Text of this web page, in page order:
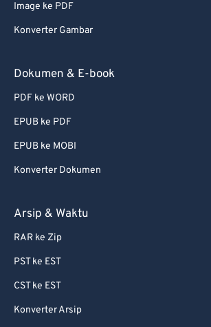
Image ke PDF
Konverter Gambar
Dokumen & E-book
PDF ke WORD
EPUB ke PDF
EPUB ke MOBI
Konverter Dokumen
Arsip & Waktu
RAR ke Zip
PST ke EST
CST ke EST
Konverter Arsip